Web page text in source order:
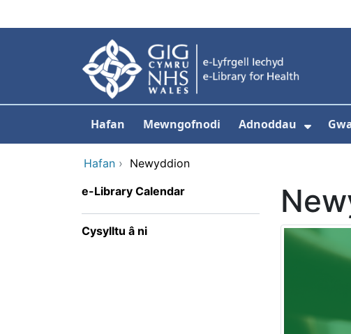
Hafan Mewngofnodi Adnoddau
Hafan › Newyddion
e-Library Calendar
Cysylltu â ni